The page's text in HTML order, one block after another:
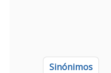
Sinónimos